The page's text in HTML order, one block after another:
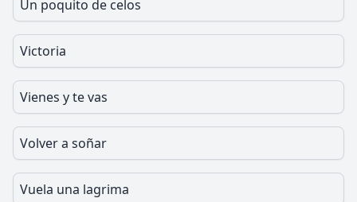
Un poquito de celos
Victoria
Vienes y te vas
Volver a soñar
Vuela una lagrima